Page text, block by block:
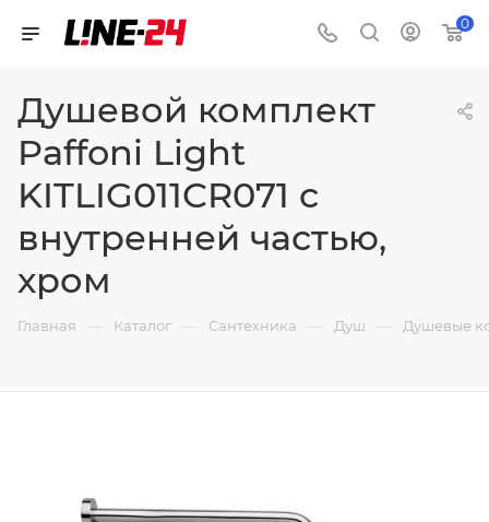
0
Душевой комплект
Paffoni Light
KITLIG011CR071 с
внутренней частью,
хром
Главная — Каталог — Сантехника — Душ — Душевые